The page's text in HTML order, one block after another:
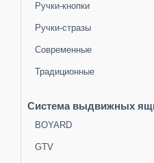
Ручки-кнопки
Ручки-стразы
Современные
Традиционные
Система выдвижных
BOYARD
GTV